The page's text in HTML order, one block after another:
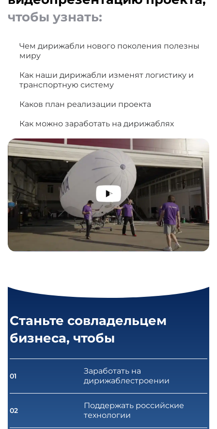
чтобы узнать:
Чем дирижабли нового поколения полезны
миру
Как наши дирижабли изменят логистику и
транспортную систему
Каков план реализации проекта
Как можно заработать на дирижаблях
Станьте совладельцем
бизнеса, чтобы
01
Заработать на
дирижаблестроении
02
Поддержать российские
технологии